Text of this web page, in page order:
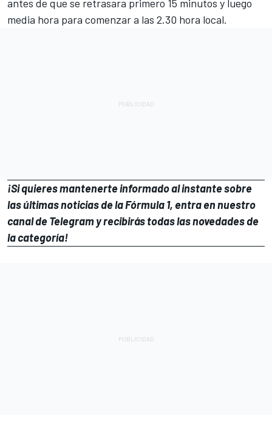
antes de que se retrasara primero 15 minutos y luego
media hora para comenzar a las 2.30 hora local.
¡Si quieres mantenerte informado al instante sobre
las últimas noticias de la Fórmula 1, entra ennuestro
canal de Telegramy recibirás todas las novedades de
la categoría!